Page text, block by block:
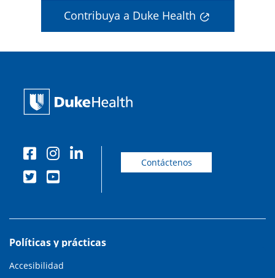
Contribuya a Duke Health
Contáctenos
Políticas y prácticas
Accesibilidad